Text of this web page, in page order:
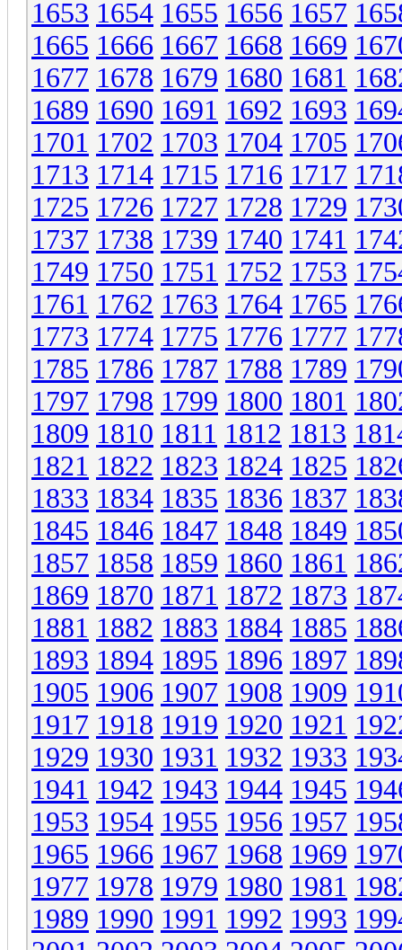
1653 1654 1655 1656 1657
1665 1666 1667 1668 1669
1677 1678 1679 1680 1681
1689 1690 1691 1692 1693
1701 1702 1703 1704 1705
1713 1714 1715 1716 1717
1725 1726 1727 1728 1729
1737 1738 1739 1740 1741
1749 1750 1751 1752 1753
1761 1762 1763 1764 1765
1773 1774 1775 1776 1777
1785 1786 1787 1788 1789
1797 1798 1799 1800 1801
1809 1810 1811 1812 1813
1821 1822 1823 1824 1825
1833 1834 1835 1836 1837
1845 1846 1847 1848 1849
1857 1858 1859 1860 1861
1869 1870 1871 1872 1873
1881 1882 1883 1884 1885
1893 1894 1895 1896 1897
1905 1906 1907 1908 1909
1917 1918 1919 1920 1921
1929 1930 1931 1932 1933
1941 1942 1943 1944 1945
1953 1954 1955 1956 1957
1965 1966 1967 1968 1969
1977 1978 1979 1980 1981
1989 1990 1991 1992 1993